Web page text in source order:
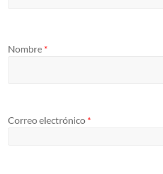
Nombre *
Correo electrónico *